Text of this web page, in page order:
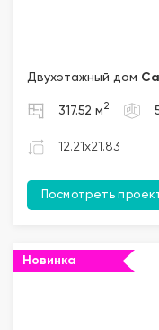
Двухэтажный дом
317.52 м 2
12.21x21.83
Посмотреть
Новинка